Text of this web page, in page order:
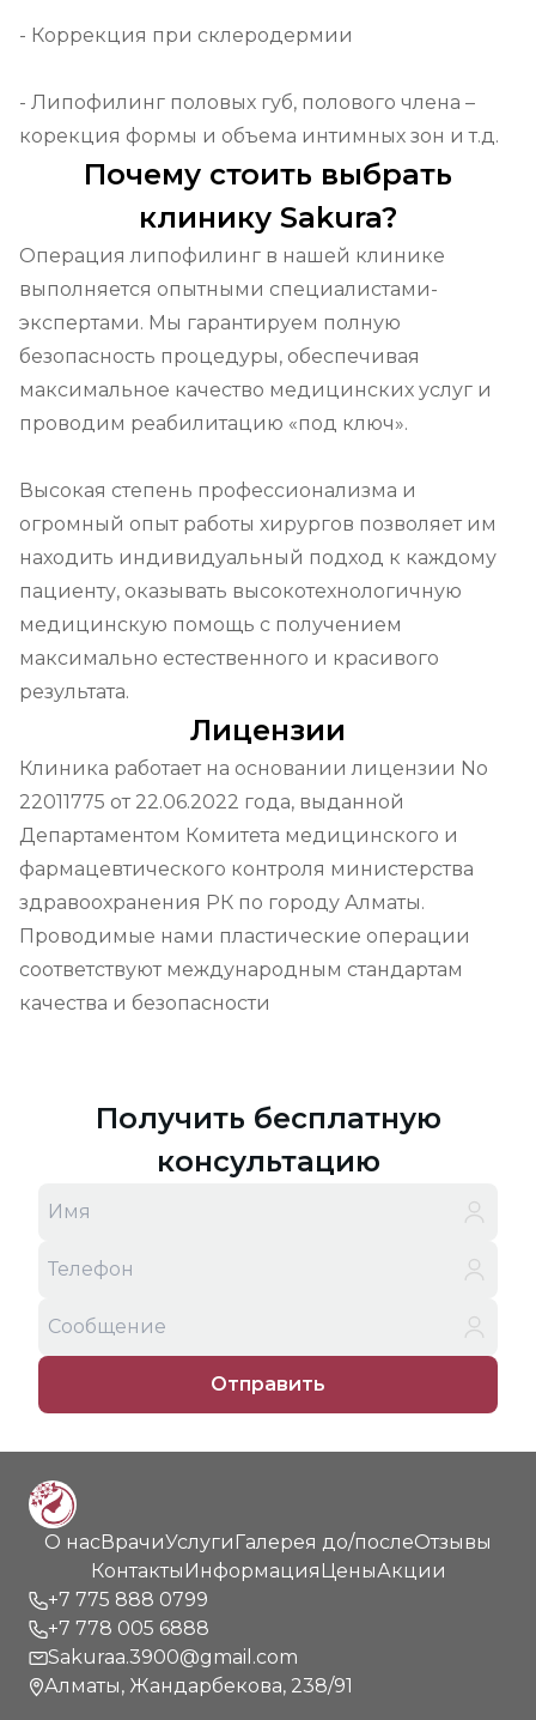
- Коррекция при склеродермии
- Липофилинг половых губ, полового члена –
корекция формы и объема интимных зон и т.д.
Почему стоить выбрать
клинику Sakura?
Операция липофилинг в нашей клинике
выполняется опытными специалистами-
экспертами. Мы гарантируем полную
безопасность процедуры, обеспечивая
максимальное качество медицинских услуг и
проводим реабилитацию «под ключ».
Высокая степень профессионализма и
огромный опыт работы хирургов позволяет им
находить индивидуальный подход к каждому
пациенту, оказывать высокотехнологичную
медицинскую помощь с получением
максимально естественного и красивого
результата.
Лицензии
Клиника работает на основании лицензии No
22011775 от 22.06.2022 года, выданной
Департаментом Комитета медицинского и
фармацевтического контроля министерства
здравоохранения РК по городу Алматы.
Проводимые нами пластические операции
соответствуют международным стандартам
качества и безопасности
Получить бесплатную
консультацию
Отправить
О насВрачиУслугиГалерея до/послеОтзывы
КонтактыИнформацияЦеныАкции
+7 775 888 0799
+7 778 005 6888
Sakuraa.3900@gmail.com
Алматы, Жандарбекова, 238/91